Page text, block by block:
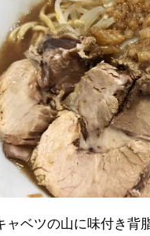
ャベツの山に味付き背脂